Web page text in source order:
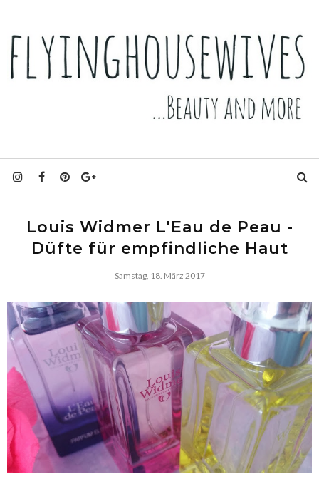
Louis Widmer L'Eau de Peau -
Düfte für empfindliche Haut
Samstag, 18. März 2017